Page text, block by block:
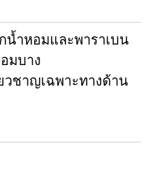
น้ำหอมและพาราเบน
มบาง
วชาญเฉพาะทางด้าน